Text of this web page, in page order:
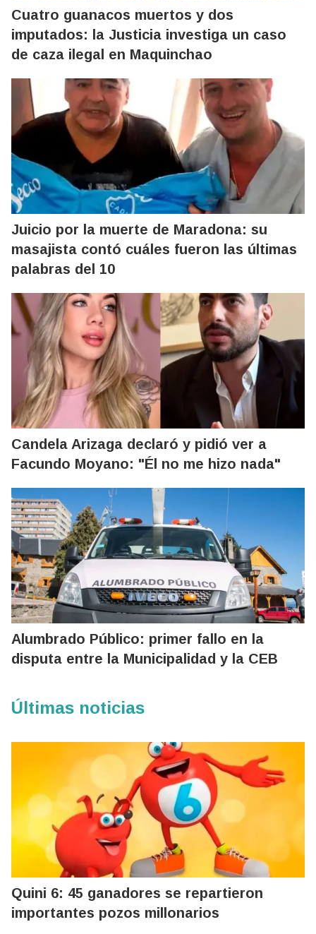
Cuatro guanacos muertos y dos
imputados: la Justicia investiga un caso
de caza ilegal en Maquinchao
Juicio por la muerte de Maradona: su
masajista contó cuáles fueron las últimas
palabras del 10
Candela Arizaga declaró y pidió ver a
Facundo Moyano: "Él no me hizo nada"
Alumbrado Público: primer fallo en la
disputa entre la Municipalidad y la CEB
Últimas noticias
Quini 6: 45 ganadores se repartieron
importantes pozos millonarios